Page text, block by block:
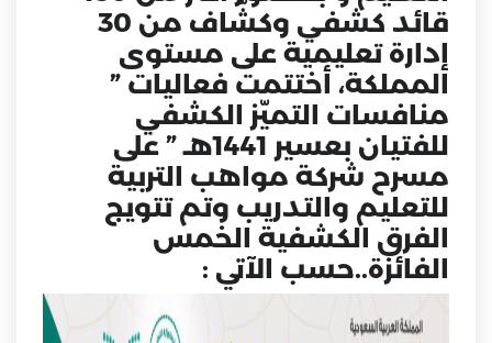
قائد كشفي وكشّاف من 30
إدارة تعليمية على مستوى
المملكة، أختتمت فعاليات ”
منافسات التميّز الكشفي
للفتيان بعسير 1441هـ ” على
مسرح شركة مواهب التربية
للتعليم والتدريب وتم تتويج
الفرق الكشفية الخمس
الفائزة..حسب الآتي :